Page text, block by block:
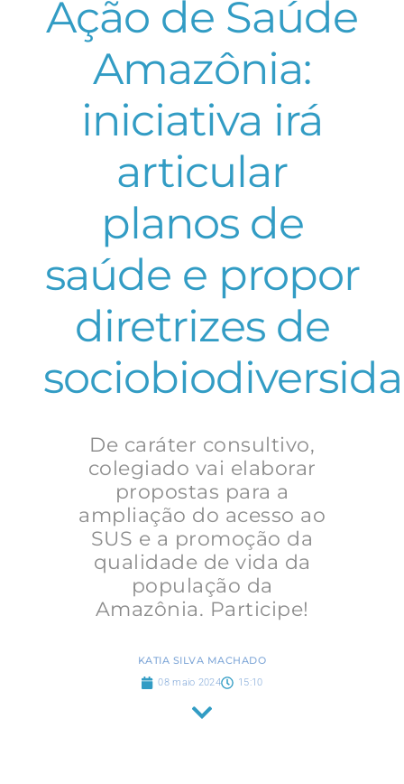
Ação de Saúde
Amazônia:
iniciativa irá
articular
planos de
saúde e propor
diretrizes de
De caráter consultivo,
colegiado vai elaborar
propostas para a
ampliação do acesso ao
SUS e a promoção da
qualidade de vida da
população da
Amazônia. Participe!
KATIA SILVA MACHADO
08 maio 2024 15:10